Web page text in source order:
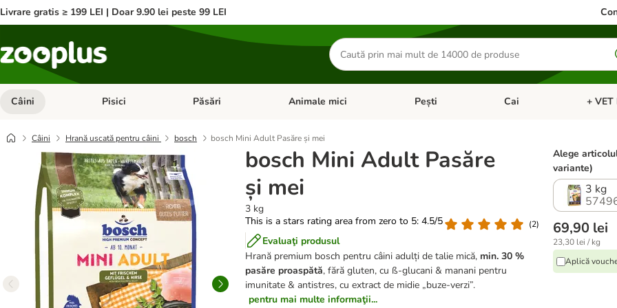
Livrare gratis ≥ 199 LEI | Doar 9.90 lei peste 99 LEI
Căutare
produse
Câini Deschideți meniul cu categorii: Câini
Pisici Deschideți meniul cu categorii: Pisici
Păsări Deschideți meniul cu categorii: Păsări
Animale mici Deschideți meniul cu categorii: Animale mici
Pești Deschideți meniul cu
Cai +
Câini Hrană uscată pentru câini bosch bosch Mini Adult Pasăre și mei
bosch Mini Adult Pasăre
și mei
3 kg
This is a stars rating area from zero to 5: 4.5/5
(2)
Evaluaţi produsul
Hrană premium bosch pentru câini adulți de talie mică, min. 30 %
pasăre proaspătă, fără gluten, cu ß-glucani & manani pentru
imunitate & antistres, cu extract de midie „buze-verzi”.
pentru mai multe informaţii...
Alege
variante)
3 kg
69,90 lei
23,30 lei / kg
Aplică